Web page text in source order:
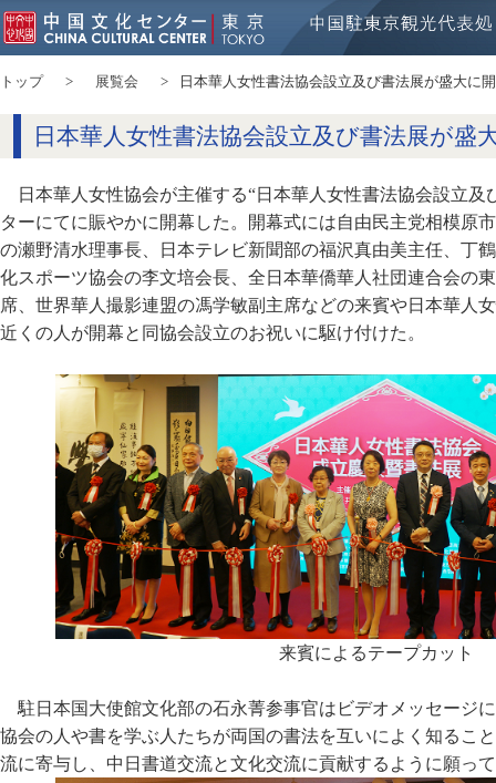
トップ 展覧会 日本華人女性書法協会設立及び書法展が盛大に
日本華人女性書法協会設立及び書法展が盛
日本華人女性協会が主催する“日本華人女性書法協会設立及
ターにてに賑やかに開幕した。開幕式には自由民主党相模原
の瀬野清水理事長、日本テレビ新聞部の福沢真由美主任、丁
化スポーツ協会の李文培会長、全日本華僑華人社団連合会の
席、世界華人撮影連盟の馮学敏副主席などの来賓や日本華人
近くの人が開幕と同協会設立のお祝いに駆け付けた。
来賓によるテープカット
駐日本国大使館文化部の石永菁参事官はビデオメッセージ
協会の人や書を学ぶ人たちが両国の書法を互いによく知るこ
流に寄与し、中日書道交流と文化交流に貢献するように願っ